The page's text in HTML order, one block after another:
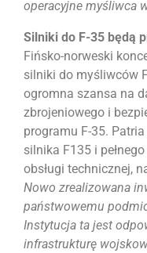
operacyjne myśliwca
Silniki do F-35 będą
Fińsko-norweski
silniki do myśliwców
ogromna szansa na
zbrojeniowego i
programu F-35.
silnika F135 i
obsługi technicznej,
Nowo zrealizowana
państwowemu
Instytucja ta jest
infrastrukturę